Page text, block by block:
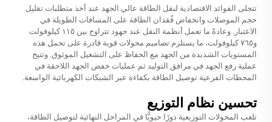
تتجلى الفوائد الاقتصادية لنقل الطاقة عالي الجهد عند أخذ متطلبات تقليل
حجم الموصلات وانخفاض فُقدان الطاقة على المسافات الطويلة في
الاعتبار. وعادةً ما تعمل أنظمة النقل عند جهود تتراوح بين ١١٥ كيلوفولت
و٧٦٥ كيلوفولت، ما يستلزم تصاميم محولات قوية قادرة على تحمل هذه
المستويات الشديدة من الجهد مع الحفاظ على التشغيل الموثوق. وتتيح
عملية رفع الجهد في مرافق التوليد ثم عمليات خفض الجهد اللاحقة في
المحطات الفرعية توصيل الطاقة بكفاءة عبر الشبكات الكهربائية الواسعة.
تحسين نظام التوزيع
تلعب المحولات التوزيعية دورًا حيويًّا في المراحل النهائية لتوصيل الطاقة،